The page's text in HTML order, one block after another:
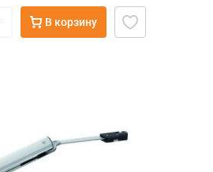
В корзину